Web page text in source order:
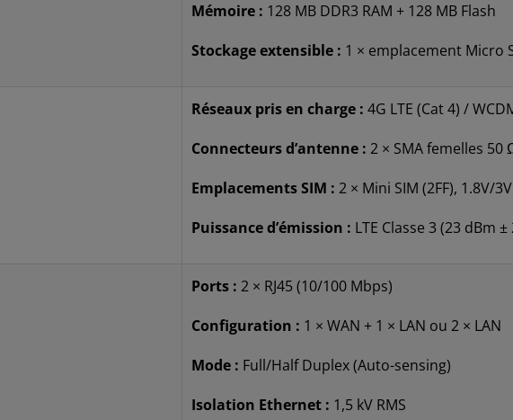
Mémoire : 128 MB DDR3 RAM + 128 MB Flash
Stockage extensible : 1 × emplacement Micro
Réseaux pris en charge : 4G LTE (Cat 4) /
Connecteurs d’antenne : 2 × SMA femelles 50
Emplacements SIM : 2 × Mini SIM (2FF), 1.8V/3V
Puissance d’émission : LTE Classe 3 (23 dBm ±
Ports : 2 × RJ45 (10/100 Mbps)
Configuration : 1 × WAN + 1 × LAN ou 2 × LAN
Mode : Full/Half Duplex (Auto-sensing)
Isolation Ethernet : 1,5 kV RMS